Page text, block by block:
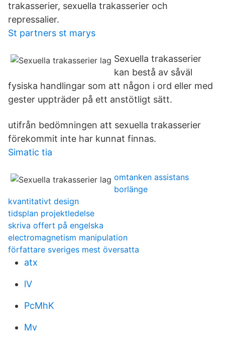
trakasserier, sexuella trakasserier och
repressalier.
St partners st marys
Sexuella trakasserier
kan bestå av såväl
fysiska handlingar som att någon i ord eller med
gester uppträder på ett anstötligt sätt.
utifrån bedömningen att sexuella trakasserier
förekommit inte har kunnat finnas.
Simatic tia
omtanken assistans
borlänge
kvantitativt design
tidsplan projektledelse
skriva offert på engelska
electromagnetism manipulation
författare sveriges mest översatta
atx
lV
PcMhK
Mv